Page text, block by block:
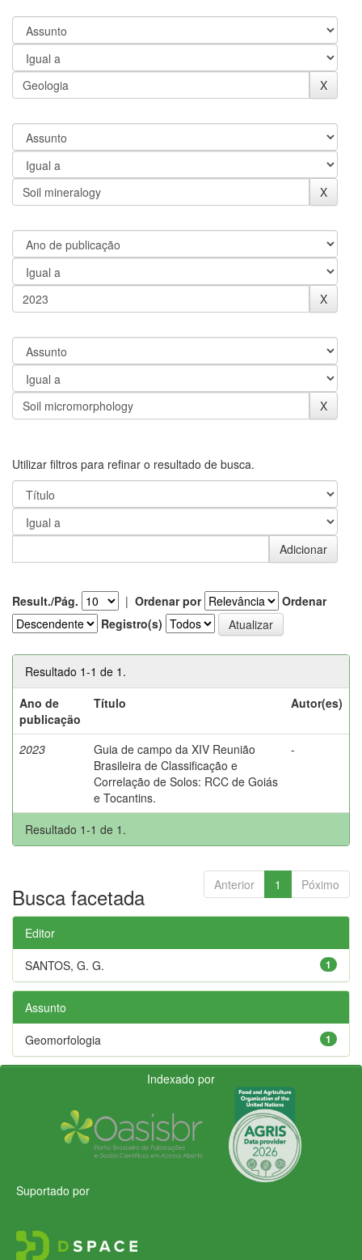
Utilizar filtros para refinar o resultado de busca.
Result./Pág. | Ordenar por
Ordenar
Registro(s)
Resultado 1-1 de 1.
Ano de
publicação
Título Autor(es)
2023
Guia de campo da XIV Reunião
Brasileira de Classificação e
Correlação de Solos: RCC de Goiás
e Tocantins.
-
Resultado 1-1 de 1.
Anterior 1 Póximo
Busca facetada
Editor
1
SANTOS, G. G.
Assunto
1
Geomorfologia
Indexado por
Suportado por